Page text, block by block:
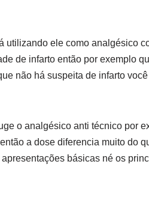
utilizando ele como analgésico
de infarto então por exemplo
não há suspeita de infarto
o analgésico anti técnico por
a dose diferencia muito do
básicas né os